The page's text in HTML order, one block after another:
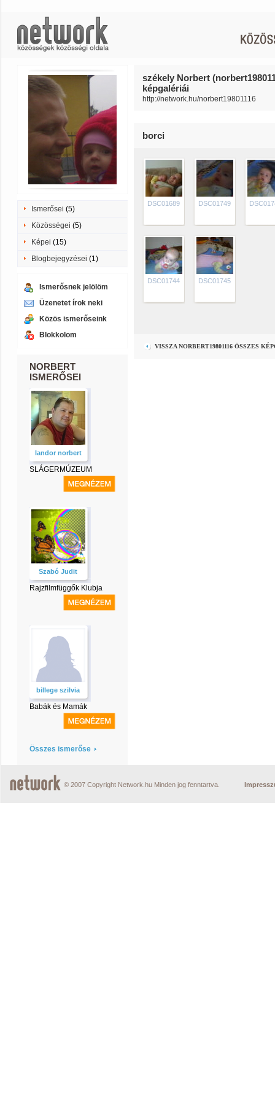
Ismerősei (5)
Közösségei (5)
Képei (15)
Blogbejegyzései (1)
Ismerősnek jelölöm
Üzenetet írok neki
Közös ismerőseink
Blokkolom
NORBERT
ISMERŐSEI
landor norbert
SLÁGERMÚZEUM
Szabó Judit
Rajzfilmfüggők Klubja
billege szilvia
Babák és Mamák
Összes ismerőse
székely Norbert
képgalériái
http://network.hu/norbert19801116
borci
DSC01689 DSC01749
DSC01744 DSC01745
VISSZA NORBERT19801116 ÖSSZES
© 2007 Copyright Network.hu Minden jog fenntartva.